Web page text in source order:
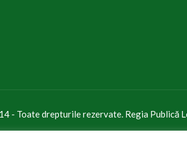
- Toate drepturile rezervate. Regia Publică